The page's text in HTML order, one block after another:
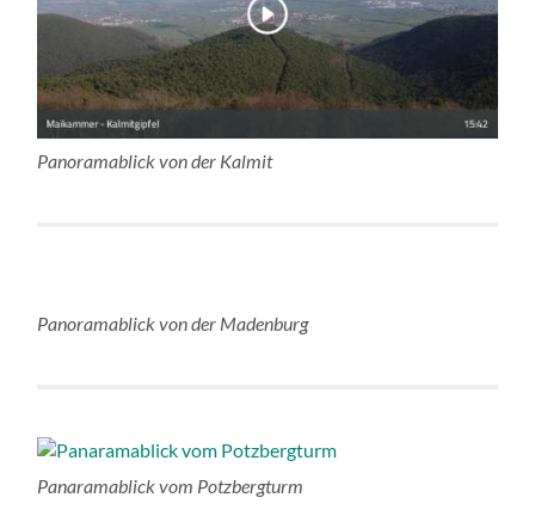
Panoramablick von der Kalmit
Panoramablick von der Madenburg
Panaramablick vom Potzbergturm